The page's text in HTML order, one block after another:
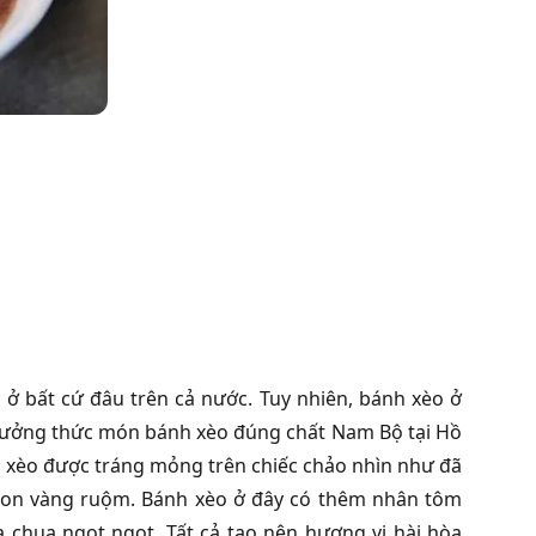
bất cứ đâu trên cả nước. Tuy nhiên, bánh xèo ở
thức món bánh xèo đúng chất Nam Bộ tại Hồ
được tráng mỏng trên chiếc chảo nhìn như đã
vàng ruộm. Bánh xèo ở đây có thêm nhân tôm